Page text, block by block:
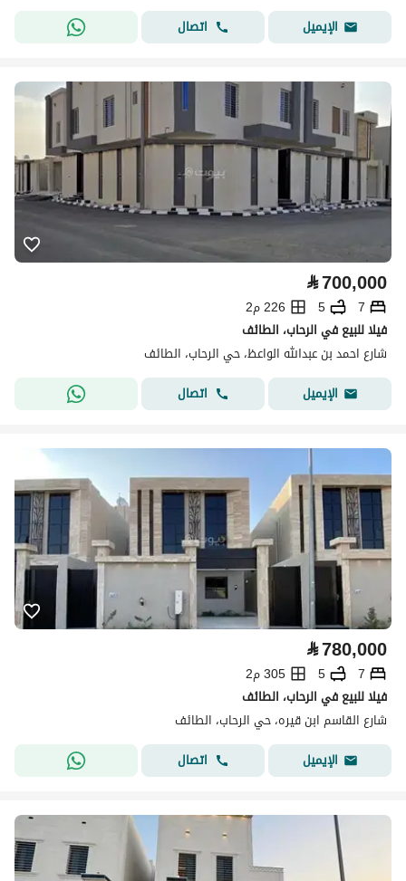
الإيميل
اتصال
⃁700,000
7
5
226 م2
فيلا للبيع في الرحاب، الطائف
شارع احمد بن عبدالله الواعظ، حي الرحاب، الطائف
الإيميل
اتصال
⃁780,000
7
5
305 م2
فيلا للبيع في الرحاب، الطائف
شارع القاسم ابن قيره، حي الرحاب، الطائف
الإيميل
اتصال